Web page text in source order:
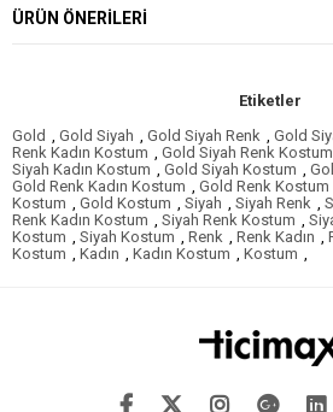
ÜRÜN ÖNERILERI
Etiketler
Gold , Gold Siyah , Gold Siyah Renk , Gold
Renk Kadın Kostum , Gold Siyah Renk Kostum
Siyah Kadın Kostum , Gold Siyah Kostum ,
Gold Renk Kadın Kostum , Gold Renk Kostum
Kostum , Gold Kostum , Siyah , Siyah Renk ,
Renk Kadın Kostum , Siyah Renk Kostum ,
Kostum , Siyah Kostum , Renk , Renk Kadın ,
Kostum , Kadın , Kadın Kostum , Kostum ,